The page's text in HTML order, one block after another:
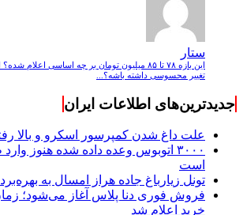
ستار
این بازه ۷۸ تا ۸۵ میلیون تومان بر چه اساسی
تغییر محسوسی داشته باشه؟...
جدیدترین‌های اطلاعات ایران
علت داغ شدن کمپرسور اسکرو و بالا
۳۰۰۰ اتوبوس وعده داده شده هنوز
است
تونل زیارباغ جاده هراز امسال به
فروش فوری دنا پلاس آغاز می‌شود؛
خرید اعلام شد